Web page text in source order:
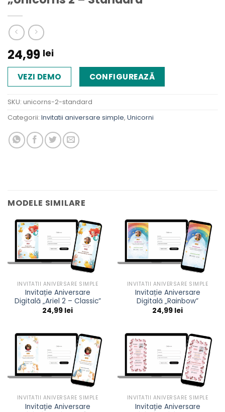
24,99 lei
VEZI DEMO CONFIGUREAZĂ
SKU: unicorns-2-standard
Categorii: Invitatii aniversare simple, Unicorni
MODELE SIMILARE
INVITATII ANIVERSARE SIMPLE
Invitație Aniversare
Digitală „Ariel 2 – Classic”
24,99 lei
INVITATII ANIVERSARE SIMPLE
Invitație Aniversare
Digitală „Rainbow”
24,99 lei
INVITATII ANIVERSARE SIMPLE
Invitație Aniversare
INVITATII ANIVERSARE SIMPLE
Invitație Aniversare